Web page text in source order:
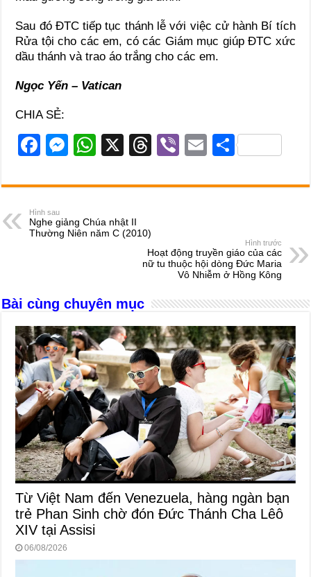
Sau đó ĐTC tiếp tục thánh lễ với việc cử hành Bí tích
Rửa tội cho các em, có các Giám mục giúp ĐTC xức
dầu thánh và trao áo trắng cho các em.
Ngọc Yến – Vatican
CHIA SẺ:
F
c
e
b
k
M
ss
n
W
at
A
X
T
e
s
Vi
er
E
ail
S
ar
Hình sau
Nghe giảng Chúa nhật II
Thường Niên năm C (2010)
Hình trước
Hoạt động truyền giáo của các
nữ tu thuộc hội dòng Đức Maria
Vô Nhiễm ở Hồng Kông
Bài cùng chuyên mục
Từ Việt Nam đến Venezuela, hàng ngàn bạn
trẻ Phan Sinh chờ đón Đức Thánh Cha Lêô
XIV tại Assisi
06/08/2026